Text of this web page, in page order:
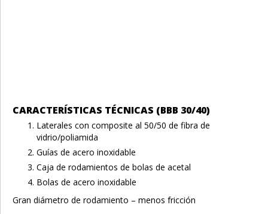
CARACTERÍSTICAS TÉCNICAS (BBB 30/40)
Laterales con composite al 50/50 de fibra de
vidrio/poliamida
Guías de acero inoxidable
Caja de rodamientos de bolas de acetal
Bolas de acero inoxidable
Gran diámetro de rodamiento – menos fricción